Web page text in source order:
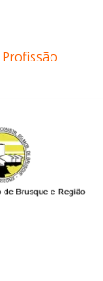
Café na
das contas do
da Nova